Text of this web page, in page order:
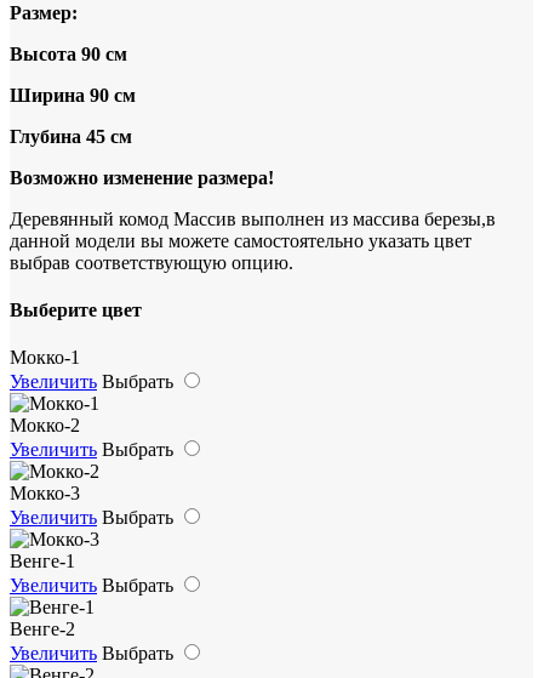
Размер:
Высота 90 см
Ширина 90 см
Глубина 45 см
Возможно изменение размера!
Деревянный комод Массив выполнен из массива березы,в
данной модели вы можете самостоятельно указать цвет
выбрав соответствующую опцию.
Выберите цвет
Мокко-1
Увеличить Выбрать
Мокко-2
Увеличить Выбрать
Мокко-3
Увеличить Выбрать
Венге-1
Увеличить Выбрать
Венге-2
Увеличить Выбрать